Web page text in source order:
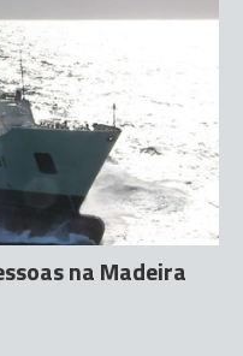
na Madeira